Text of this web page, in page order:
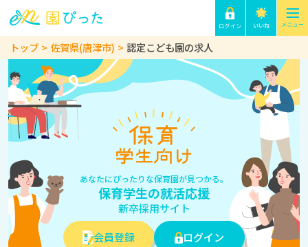
トップ 佐賀県(唐津市) 認定こども園の求人
あなたにぴったりな保育園が見つかる。
保育学生の就活応援
新卒採用サイト
会員登録
ログイン